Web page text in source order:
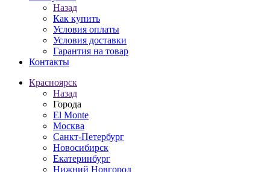
Назад
Как купить
Условия оплаты
Условия доставки
Гарантия на товар
Контакты
Красноярск
Назад
Города
El Monte
Москва
Санкт-Петербург
Новосибирск
Екатеринбург
Нижний Новгород